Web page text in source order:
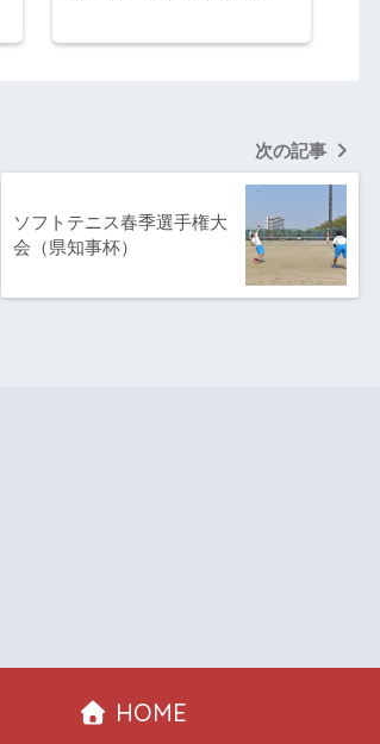
次の記事
ソフトテニス春季選手権大
会（県知事杯）
HOME